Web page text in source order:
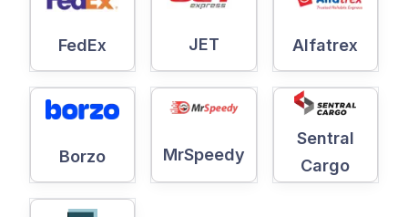
FedEx JET Alfatrex
Borzo MrSpeedy
Sentral
Cargo